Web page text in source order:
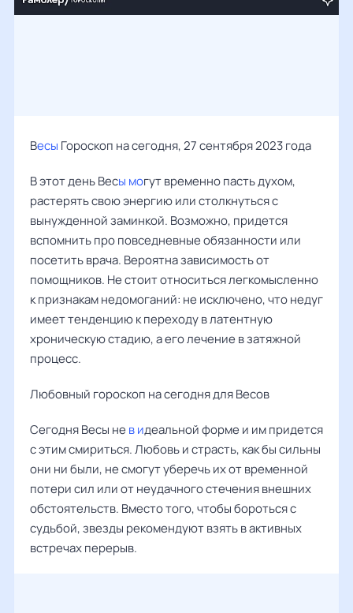
Весы Гороскоп на сегодня, 27 сентября 2023 года
В этот день Весы могут временно пасть духом,
растерять свою энергию или столкнуться с
вынужденной заминкой. Возможно, придется
вспомнить про повседневные обязанности или
посетить врача. Вероятна зависимость от
помощников. Не стоит относиться легкомысленно
к признакам недомоганий: не исключено, что недуг
имеет тенденцию к переходу в латентную
хроническую стадию, а его лечение в затяжной
процесс.
Любовный гороскоп на сегодня для Весов
Сегодня Весы не в идеальной форме и им придется
с этим смириться. Любовь и страсть, как бы сильны
они ни были, не смогут уберечь их от временной
потери сил или от неудачного стечения внешних
обстоятельств. Вместо того, чтобы бороться с
судьбой, звезды рекомендуют взять в активных
встречах перерыв.